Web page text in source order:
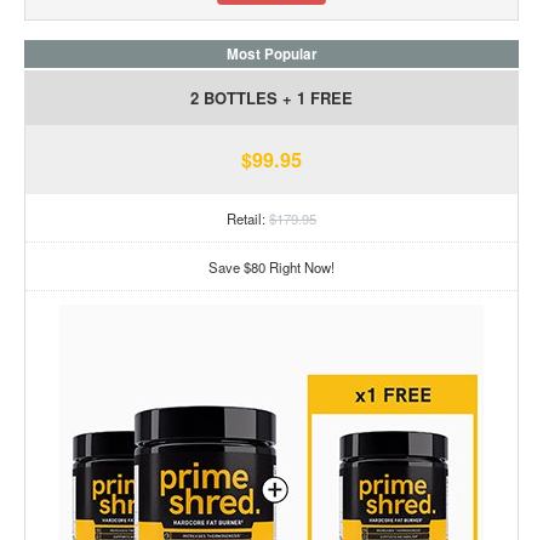
Most Popular
2 BOTTLES + 1 FREE
$99.95
Retail:$179.95
Save $80 Right Now!